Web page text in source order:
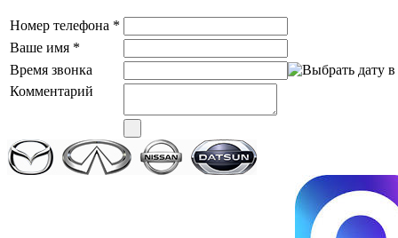
Номер телефона *
Ваше имя *
Время звонка
Комментарий